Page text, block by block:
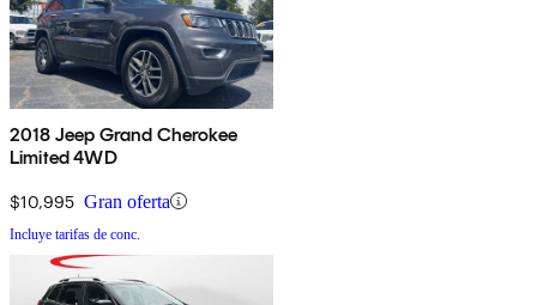
2018 Jeep Grand Cherokee
Limited 4WD
$10,995 Gran oferta
Incluye tarifas de conc.